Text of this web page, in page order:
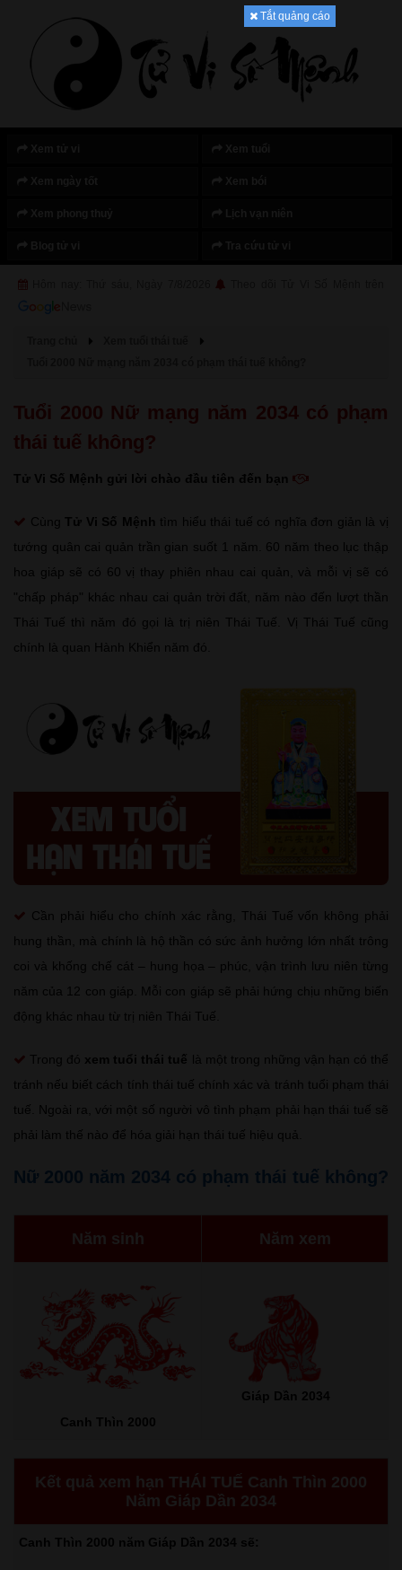
Tắt quảng cáo
Tuổi 2000 Nữ mạng năm 2034 có phạm
thái tuế không?
Tử Vi Số Mệnh gửi lời chào đầu tiên đến bạn
Cùng Tử Vi Số Mệnh tìm hiểu thái tuế có nghĩa đơn giản là vị
tướng quân cai quản trần gian suốt 1 năm. 60 năm theo lục thập
hoa giáp sẽ có 60 vị thay phiên nhau cai quản, và mỗi vị sẽ có
"chấp pháp" khác nhau cai quản trời đất, năm nào đến lượt thần
Thái Tuế thì năm đó gọi là trị niên Thái Tuế. Vị Thái Tuế cũng
chính là quan Hành Khiển năm đó.
Cần phải hiểu cho chính xác rằng, Thái Tuế vốn không phải
hung thần, mà chính là hộ thần có sức ảnh hưởng lớn nhất trông
coi và khống chế cát – hung họa – phúc, vận trình lưu niên từng
năm của 12 con giáp. Mỗi con giáp sẽ phải hứng chịu những biến
động khác nhau từ trị niên Thái Tuế.
Trong đó xem tuổi thái tuế là một trong những vận hạn có thể
tránh nếu biết cách tính thái tuế chính xác và tránh tuổi phạm thái
tuế. Ngoài ra, với một số người vô tình phạm phải hạn thái tuế sẽ
phải làm thế nào để hóa giải hạn thái tuế hiệu quả.
Nữ 2000 năm 2034 có phạm thái tuế không?
Năm sinh Năm xem
Canh Thìn 2000
Giáp Dần 2034
Kết quả xem hạn THÁI TUẾ Canh Thìn 2000
Năm Giáp Dần 2034
Canh Thìn 2000 năm Giáp Dần 2034 sẽ: